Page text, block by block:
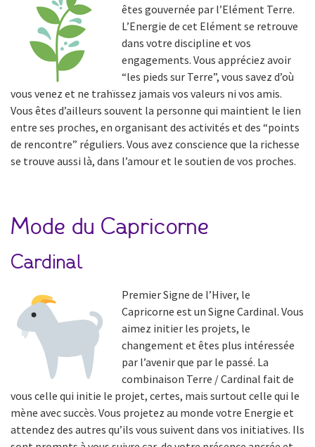
êtes gouvernée par l’Elément Terre.
L’Energie de cet Elément se retrouve
dans votre discipline et vos
engagements. Vous appréciez avoir
“les pieds sur Terre”, vous savez d’où
vous venez et ne trahïssez jamais vos valeurs ni vos amis.
Vous êtes d’ailleurs souvent la personne qui maintient le lien
entre ses proches, en organisant des activités et des “points
de rencontre” réguliers. Vous avez conscience que la richesse
se trouve aussi là, dans l’amour et le soutien de vos proches.
Mode du Capricorne
Cardinal
Premier Signe de l’Hiver, le
Capricorne est un Signe Cardinal. Vous
aimez initier les projets, le
changement et êtes plus intéressée
par l’avenir que par le passé. La
combinaison Terre / Cardinal fait de
vous celle qui initie le projet, certes, mais surtout celle qui le
mène avec succès. Vous projetez au monde votre Energie et
attendez des autres qu’ils vous suivent dans vos initiatives. Ils